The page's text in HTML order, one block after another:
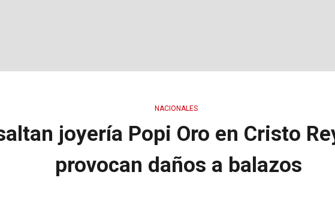
NACIONALES
joyería Popi Oro en Cristo
provocan daños a balazos